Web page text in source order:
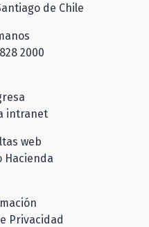
de Chile
2000
intranet
web
Hacienda
Privacidad